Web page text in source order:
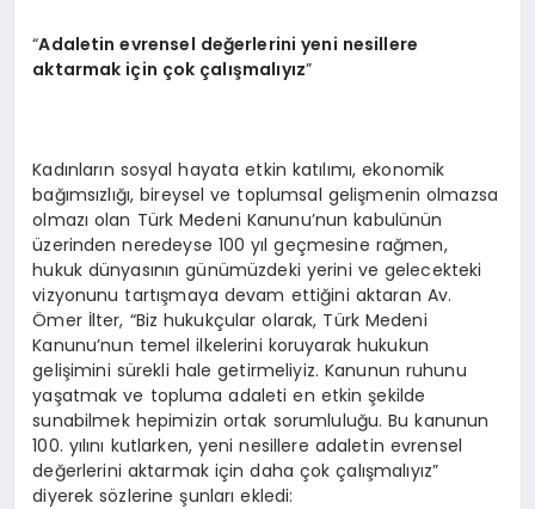
“Adaletin evrensel değerlerini yeni nesillere
aktarmak için çok çalışmalıyız”
Kadınların sosyal hayata etkin katılımı, ekonomik
bağımsızlığı, bireysel ve toplumsal gelişmenin olmazsa
olmazı olan Türk Medeni Kanunu’nun kabulünün
üzerinden neredeyse 100 yıl geçmesine rağmen,
hukuk dünyasının günümüzdeki yerini ve gelecekteki
vizyonunu tartışmaya devam ettiğini aktaran Av.
Ömer İlter, “Biz hukukçular olarak, Türk Medeni
Kanunu’nun temel ilkelerini koruyarak hukukun
gelişimini sürekli hale getirmeliyiz. Kanunun ruhunu
yaşatmak ve topluma adaleti en etkin şekilde
sunabilmek hepimizin ortak sorumluluğu. Bu kanunun
100. yılını kutlarken, yeni nesillere adaletin evrensel
değerlerini aktarmak için daha çok çalışmalıyız”
diyerek sözlerine şunları ekledi: